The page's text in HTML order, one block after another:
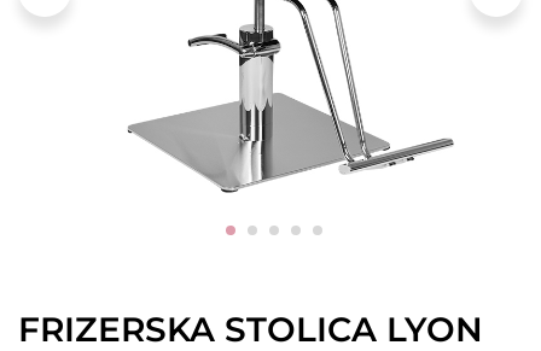
FRIZERSKA STOLICA LYON